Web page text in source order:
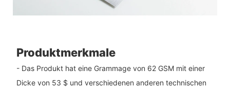
Produktmerkmale
- Das Produkt hat eine Grammage von 62 GSM mit einer
Dicke von 53 $ und verschiedenen anderen technischen